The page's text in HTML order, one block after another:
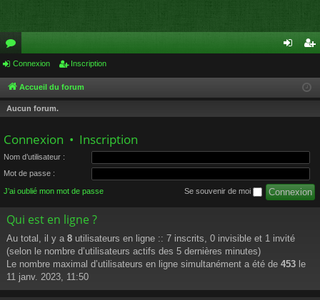
or
u
m
cri
Connexion Inscription
Accueil du forum
Aucun forum.
Connexion • Inscription
Nom d’utilisateur :
Mot de passe :
J’ai oublié mon mot de passe Se souvenir de moi
Qui est en ligne ?
Au total, il y a 8 utilisateurs en ligne :: 7 inscrits, 0 invisible et 1 invité
(selon le nombre d’utilisateurs actifs des 5 dernières minutes)
Le nombre maximal d’utilisateurs en ligne simultanément a été de 453 le
11 janv. 2023, 11:50